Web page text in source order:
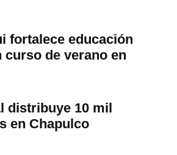
fortalece educación
curso de verano en
distribuye 10 mil
en Chapulco